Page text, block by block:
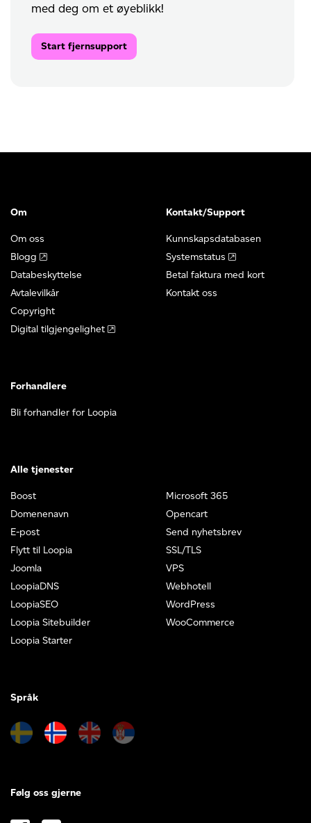
med deg om et øyeblikk!
Start fjernsupport
Om
Om oss
Blogg
Databeskyttelse
Avtalevilkår
Copyright
Digital tilgjengelighet
Kontakt/Support
Kunnskapsdatabasen
Systemstatus
Betal faktura med kort
Kontakt oss
Forhandlere
Bli forhandler for Loopia
Alle tjenester
Boost
Domenenavn
E-post
Flytt til Loopia
Joomla
LoopiaDNS
LoopiaSEO
Loopia Sitebuilder
Loopia Starter
Microsoft 365
Opencart
Send nyhetsbrev
SSL/TLS
VPS
Webhotell
WordPress
WooCommerce
Språk
Følg oss gjerne